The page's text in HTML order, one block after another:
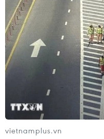
vietnamplus.vn